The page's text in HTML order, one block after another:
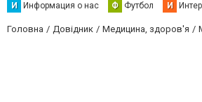
И Информация о нас Ф Футбол И
Головна Довідник Медицина, здоров'я